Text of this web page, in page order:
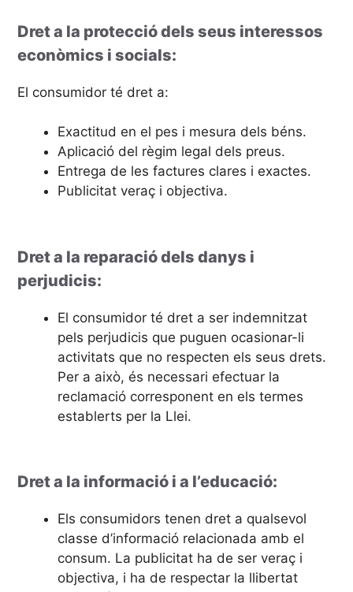
Dret a la protecció dels seus interessos
econòmics i socials:
El consumidor té dret a:
Exactitud en el pes i mesura dels béns.
Aplicació del règim legal dels preus.
Entrega de les factures clares i exactes.
Publicitat veraç i objectiva.
Dret a la reparació dels danys i
perjudicis:
El consumidor té dret a ser indemnitzat
pels perjudicis que puguen ocasionar-li
activitats que no respecten els seus drets.
Per a això, és necessari efectuar la
reclamació corresponent en els termes
establerts per la Llei.
Dret a la informació i a l’educació:
Els consumidors tenen dret a qualsevol
classe d’informació relacionada amb el
consum. La publicitat ha de ser veraç i
objectiva, i ha de respectar la llibertat